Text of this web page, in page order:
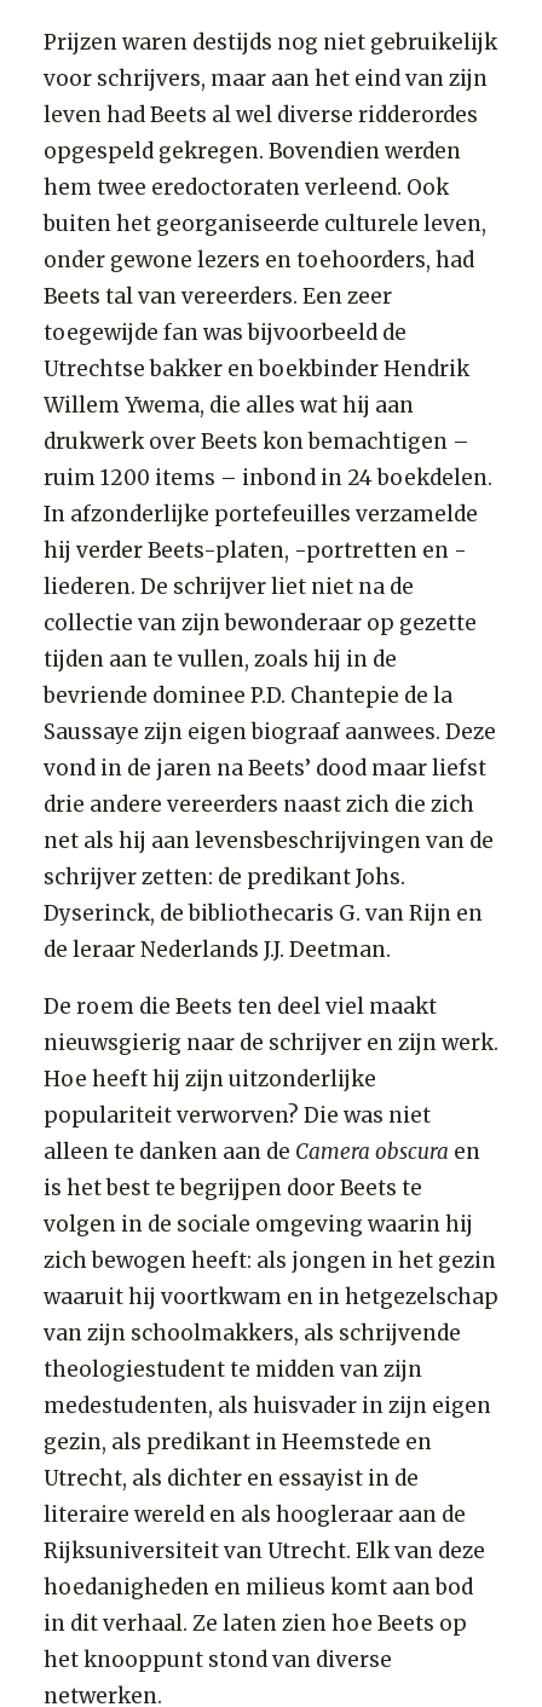
Prijzen waren destijds nog niet gebruikelijk
voor schrijvers, maar aan het eind van zijn
leven had Beets al wel diverse ridderordes
opgespeld gekregen. Bovendien werden
hem twee eredoctoraten verleend. Ook
buiten het georganiseerde culturele leven,
onder gewone lezers en toehoorders, had
Beets tal van vereerders. Een zeer
toegewijde fan was bijvoorbeeld de
Utrechtse bakker en boekbinder Hendrik
Willem Ywema, die alles wat hij aan
drukwerk over Beets kon bemachtigen –
ruim 1200 items – inbond in 24 boekdelen.
In afzonderlijke portefeuilles verzamelde
hij verder Beets-platen, -portretten en -
liederen. De schrijver liet niet na de
collectie van zijn bewonderaar op gezette
tijden aan te vullen, zoals hij in de
bevriende dominee P.D. Chantepie de la
Saussaye zijn eigen biograaf aanwees. Deze
vond in de jaren na Beets’ dood maar liefst
drie andere vereerders naast zich die zich
net als hij aan levensbeschrijvingen van de
schrijver zetten: de predikant Johs.
Dyserinck, de bibliothecaris G. van Rijn en
de leraar Nederlands J.J. Deetman.
De roem die Beets ten deel viel maakt
nieuwsgierig naar de schrijver en zijn werk.
Hoe heeft hij zijn uitzonderlijke
populariteit verworven? Die was niet
alleen te danken aan de Camera obscura en
is het best te begrijpen door Beets te
volgen in de sociale omgeving waarin hij
zich bewogen heeft: als jongen in het gezin
waaruit hij voortkwam en in hetgezelschap
van zijn schoolmakkers, als schrijvende
theologiestudent te midden van zijn
medestudenten, als huisvader in zijn eigen
gezin, als predikant in Heemstede en
Utrecht, als dichter en essayist in de
literaire wereld en als hoogleraar aan de
Rijksuniversiteit van Utrecht. Elk van deze
hoedanigheden en milieus komt aan bod
in dit verhaal. Ze laten zien hoe Beets op
het knooppunt stond van diverse
netwerken.